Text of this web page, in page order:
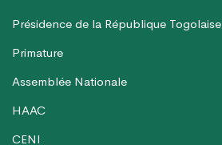
Présidence de la République Togolaise
Primature
Assemblée Nationale
HAAC
CENI